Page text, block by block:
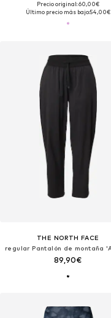
Precio original: 60,00€
Último precio más bajo:54,00€
THE NORTH FACE
89,90€